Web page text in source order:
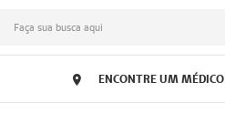
Faça sua busca aqui
ENCONTRE UM MÉDICO